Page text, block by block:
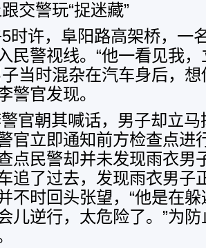
交警玩“捉迷藏”
时许，阜阳路高架桥，一
民警视线。“他一看见我
子当时混杂在汽车身后，
警官发现。
警官朝其喊话，男子却立
官立即通知前方检查点进
点民警却并未发现雨衣男
追了过去，发现雨衣男子
不时回头张望，“他是在
儿逆行，太危险了。”为